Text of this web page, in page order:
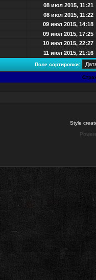
08 июл 2015, 11:21
08 июл 2015, 11:22
09 июл 2015, 14:18
09 июл 2015, 17:25
10 июл 2015, 22:27
11 июл 2015, 21:16
Поле сортировки:
Style